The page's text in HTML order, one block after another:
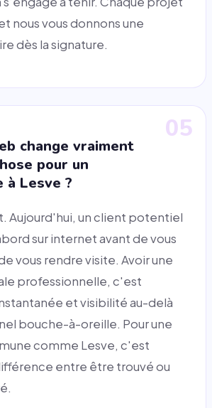
nous vous donnons une
dès la signature.
05
change vraiment
pour un
à Lesve ?
Aujourd'hui, un client potentiel
sur internet avant de vous
vous rendre visite. Avoir une
professionnelle, c'est
et visibilité au-delà
bouche-à-oreille. Pour une
comme Lesve, c'est
entre être trouvé ou